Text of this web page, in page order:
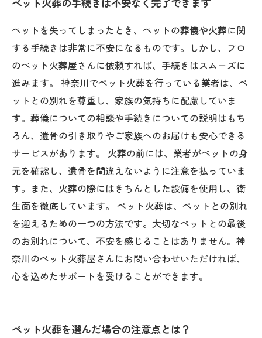
ペットを失ってしまったとき、ペットの葬儀や火葬に関
する手続きは非常に不安になるものです。しかし、プロ
のペット火葬屋さんに依頼すれば、手続きはスムーズに
進みます。 神奈川でペット火葬を行っている業者は、ペ
ットとの別れを尊重し、家族の気持ちに配慮していま
す。葬儀についての相談や手続きについての説明はもち
ろん、遺骨の引き取りやご家族へのお届けも安心できる
サービスがあります。 火葬の前には、業者がペットの身
元を確認し、遺骨を間違えないように注意を払っていま
す。また、火葬の際にはきちんとした設備を使用し、衛
生面を徹底しています。 ペット火葬は、ペットとの別れ
を迎えるための一つの方法です。大切なペットとの最後
のお別れについて、不安を感じることはありません。神
奈川のペット火葬屋さんにお問い合わせいただければ、
心を込めたサポートを受けることができます。
ペット火葬を選んだ場合の注意点とは？